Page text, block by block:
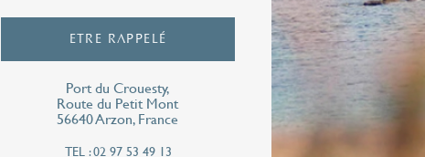
ETRE RAPPELÉ
Port du Crouesty,
Route du Petit Mont
56640 Arzon, France
TEL : 02 97 53 49 13
Téléphone*